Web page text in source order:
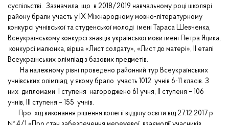
суспільстві. Зазначила, що в 2018/2019 навчальному році школярі
району брали участь у ІХ Міжнародному мовно-літературному
конкурсі учнівської та студенської молоді імені Тараса Шевченка,
Всеукраїнському конкурсі знавців української мови імені Петра Яцика,
конкурсі малюнка, вірша «Лист солдату», «Лист до матері», ІІ етапі
Всеукраїнських олімпіад з базових предметів.
На належному рівні проведено районний тур Всеукраїнських
учнівських олімпіад, у якому брало участь 1012 учнів 6-11 класів. З
них дипломами І ступеня нагороджено 61 учня, ІІ ступеня – 106
учнів, ІІІ ступеня – 155 учнів.
Про хід виконання рішення колегії відділу освіти від 27.12.2017 р